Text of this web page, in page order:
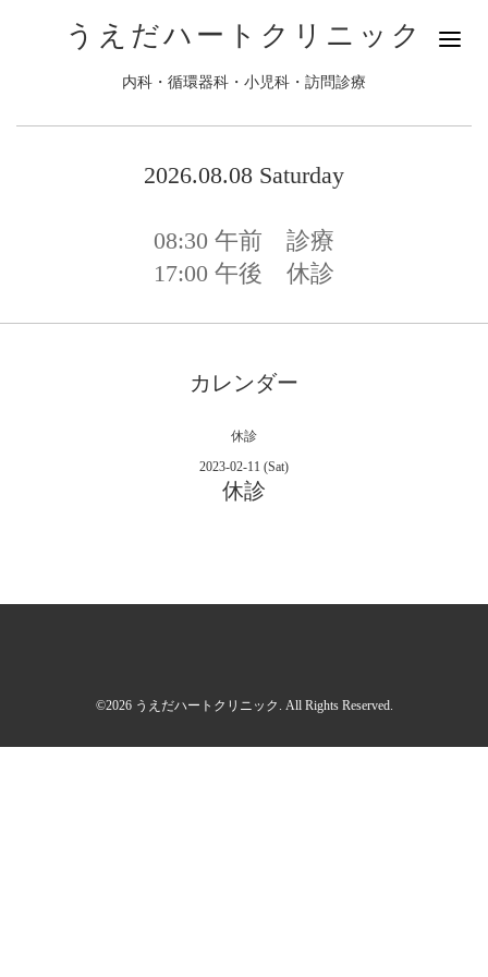
うえだハートクリニック
内科・循環器科・小児科・訪問診療
2026.08.08 Saturday
08:30 午前 診療
17:00 午後 休診
カレンダー
休診
2023-02-11 (Sat)
休診
©2026 うえだハートクリニック . All Rights Reserved.